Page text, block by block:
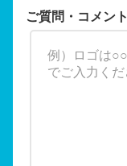
ご質問・コメント